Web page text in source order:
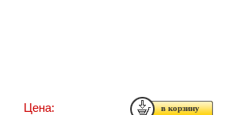
Цена: